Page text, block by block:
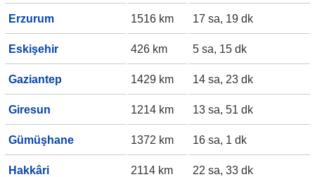
Erzurum 1516 km 17 sa, 19 dk
Eskişehir 426 km 5 sa, 15 dk
Gaziantep 1429 km 14 sa, 23 dk
Giresun 1214 km 13 sa, 51 dk
Gümüşhane 1372 km 16 sa, 1 dk
Hakkâri 2114 km 22 sa, 33 dk